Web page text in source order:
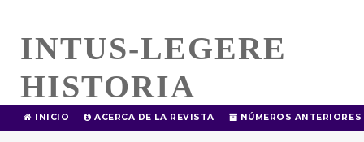
INTUS-LEGERE
HISTORIA
INICIO ACERCA DE LA REVISTA NÚMEROS ANTERIORES